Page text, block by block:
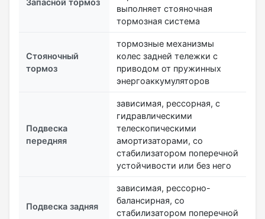
Запасной тормоз
выполняет стояночная
тормозная система
Стояночный
тормоз
тормозные механизмы
колес задней тележки с
приводом от пружинных
энергоаккумуляторов
Подвеска
передняя
зависимая, рессорная, с
гидравлическими
телескопическими
амортизаторами, со
стабилизатором поперечной
устойчивости или без него
Подвеска задняя
зависимая, рессорно-
балансирная, со
стабилизатором поперечной